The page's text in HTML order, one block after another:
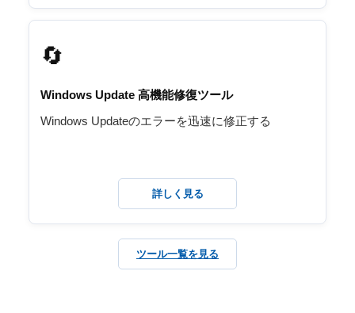
🔄️
Windows Update 高機能修復ツール
Windows Updateのエラーを迅速に修正する
詳しく見る
ツール一覧を見る